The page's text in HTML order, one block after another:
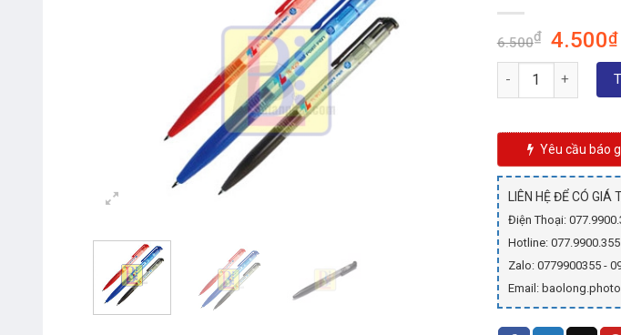
6.500₫ Giá
gốc
là:
4.500₫
Số lượng
Yêu cầu báo
LIÊN HỆ ĐỂ CÓ GIÁ
Điện Thoại:
Hotline:
Zalo: 0779900355 -
Email: